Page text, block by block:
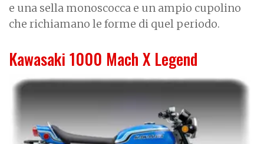
e una sella monoscocca e un ampio cupolino
che richiamano le forme di quel periodo.
Kawasaki 1000 Mach X Legend
m